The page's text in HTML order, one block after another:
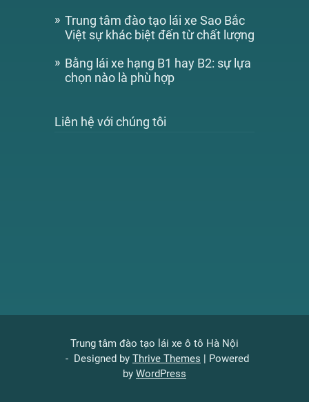
Trung tâm đào tạo lái xe Sao Bắc
Việt sự khác biệt đến từ chất lượng
Bằng lái xe hạng B1 hay B2: sự lựa
chọn nào là phù hợp
Liên hệ với chúng tôi
Trung tâm đào tạo lái xe ô tô Hà Nội
- Designed by Thrive Themes | Powered
by WordPress